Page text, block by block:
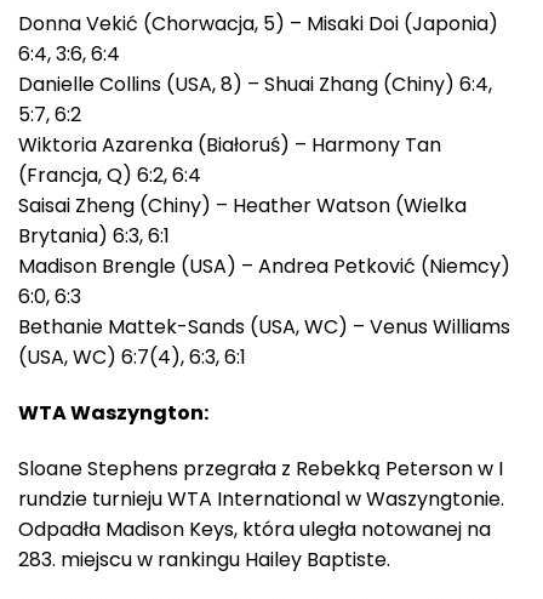
Donna Vekić (Chorwacja, 5) – Misaki Doi (Japonia)
6:4, 3:6, 6:4
Danielle Collins (USA, 8) – Shuai Zhang (Chiny) 6:4,
5:7, 6:2
Wiktoria Azarenka (Białoruś) – Harmony Tan
(Francja, Q) 6:2, 6:4
Saisai Zheng (Chiny) – Heather Watson (Wielka
Brytania) 6:3, 6:1
Madison Brengle (USA) – Andrea Petković (Niemcy)
6:0, 6:3
Bethanie Mattek-Sands (USA, WC) – Venus Williams
(USA, WC) 6:7(4), 6:3, 6:1
WTA Waszyngton:
Sloane Stephens przegrała z Rebekką Peterson w I
rundzie turnieju WTA International w Waszyngtonie.
Odpadła Madison Keys, która uległa notowanej na
283. miejscu w rankingu Hailey Baptiste.